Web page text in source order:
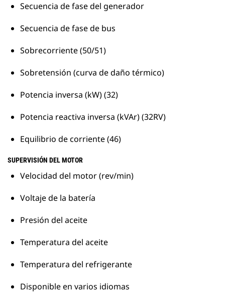
Secuencia de fase del generador
Secuencia de fase de bus
Sobrecorriente (50/51)
Sobretensión (curva de daño térmico)
Potencia inversa (kW) (32)
Potencia reactiva inversa (kVAr) (32RV)
Equilibrio de corriente (46)
SUPERVISIÓN DEL MOTOR
Velocidad del motor (rev/min)
Voltaje de la batería
Presión del aceite
Temperatura del aceite
Temperatura del refrigerante
Disponible en varios idiomas